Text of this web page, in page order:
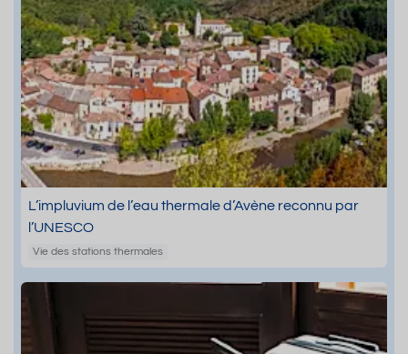
L’impluvium de l’eau thermale d’Avène reconnu par
l’UNESCO
Vie des stations thermales